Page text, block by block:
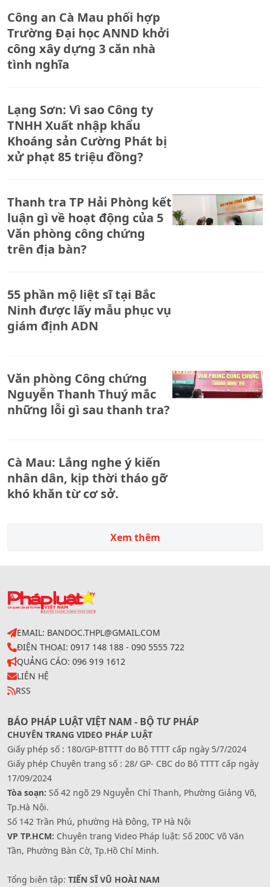
Công an Cà Mau phối hợp
Trường Đại học ANND khởi
công xây dựng 3 căn nhà
tình nghĩa
Lạng Sơn: Vì sao Công ty
TNHH Xuất nhập khẩu
Khoáng sản Cường Phát bị
xử phạt 85 triệu đồng?
Thanh tra TP Hải Phòng kết
luận gì về hoạt động của 5
Văn phòng công chứng
trên địa bàn?
55 phần mộ liệt sĩ tại Bắc
Ninh được lấy mẫu phục vụ
giám định ADN
Văn phòng Công chứng
Nguyễn Thanh Thuý mắc
những lỗi gì sau thanh tra?
Cà Mau: Lắng nghe ý kiến
nhân dân, kịp thời tháo gỡ
khó khăn từ cơ sở.
Xem thêm
EMAIL: BANDOC.THPL@GMAIL.COM
ĐIỆN THOẠI: 0917 148 188 - 090 5555 722
QUẢNG CÁO: 096 919 1612
LIÊN HỆ
RSS
BÁO PHÁP LUẬT VIỆT NAM - BỘ TƯ PHÁP
CHUYÊN TRANG VIDEO PHÁP LUẬT
Giấy phép số : 180/GP-BTTTT do Bộ TTTT cấp ngày 5/7/2024
Giấy phép Chuyên trang số : 28/ GP- CBC do Bộ TTTT cấp ngày
17/09/2024
Tòa soạn: Số 42 ngõ 29 Nguyễn Chí Thanh, Phường Giảng Võ,
Tp.Hà Nội.
Số 142 Trần Phú, phường Hà Đông, TP Hà Nội
VP TP.HCM: Chuyên trang Video Pháp luật: Số 200C Võ Văn
Tần, Phường Bàn Cờ, Tp.Hồ Chí Minh.
Tổng biên tập: TIẾN SĨ VŨ HOÀI NAM